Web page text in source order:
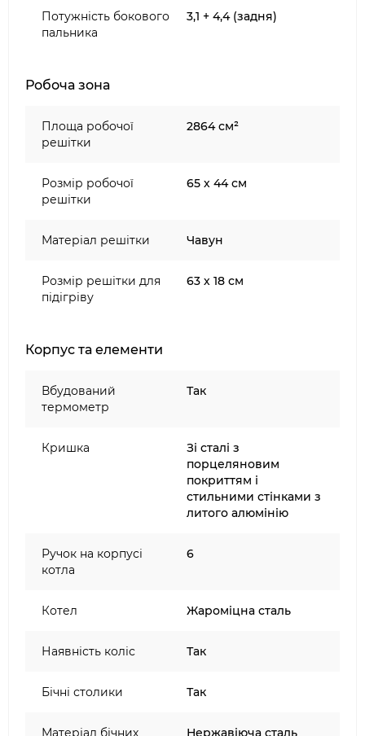
Потужність бокового
пальника
3,1 + 4,4 (задня)
Робоча зона
Площа робочої
решітки
2864 см²
Розмір робочої
решітки
65 х 44 см
Матеріал решітки Чавун
Розмір решітки для
підігріву
63 х 18 см
Корпус та елементи
Вбудований
термометр
Так
Кришка
Зі сталі з
порцеляновим
покриттям і
стильними стінками з
литого алюмінію
Ручок на корпусі
котла
6
Котел Жароміцна сталь
Наявність коліс Так
Бічні столики Так
Матеріал бічних Нержавіюча сталь